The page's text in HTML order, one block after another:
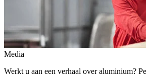
Media
Werkt u aan een verhaal over aluminium?